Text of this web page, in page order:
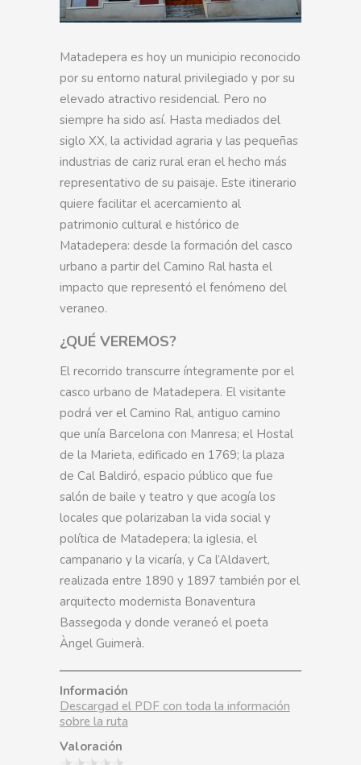
Matadepera es hoy un municipio reconocido
por su entorno natural privilegiado y por su
elevado atractivo residencial. Pero no
siempre ha sido así. Hasta mediados del
siglo XX, la actividad agraria y las pequeñas
industrias de cariz rural eran el hecho más
representativo de su paisaje. Este itinerario
quiere facilitar el acercamiento al
patrimonio cultural e histórico de
Matadepera: desde la formación del casco
urbano a partir del Camino Ral hasta el
impacto que representó el fenómeno del
veraneo.
¿QUÉ VEREMOS?
El recorrido transcurre íntegramente por el
casco urbano de Matadepera. El visitante
podrá ver el Camino Ral, antiguo camino
que unía Barcelona con Manresa; el Hostal
de la Marieta, edificado en 1769; la plaza
de Cal Baldiró, espacio público que fue
salón de baile y teatro y que acogía los
locales que polarizaban la vida social y
política de Matadepera; la iglesia, el
campanario y la vicaría, y Ca l’Aldavert,
realizada entre 1890 y 1897 también por el
arquitecto modernista Bonaventura
Bassegoda y donde veraneó el poeta
Àngel Guimerà.
Información
Descargad el PDF con toda la información
sobre la ruta
Valoración